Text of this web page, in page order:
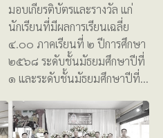
มอบเกียรติบัตรและรางวัล แก่
นักเรียนที่มีผลการเรียนเฉลี่ย
๔.๐๐ ภาคเรียนที่ ๒ ปีการศึกษา
๒๕๖๘ ระดับชั้นมัธยมศึกษาปีที่
๑ และระดับชั้นมัธยมศึกษาปีที่…